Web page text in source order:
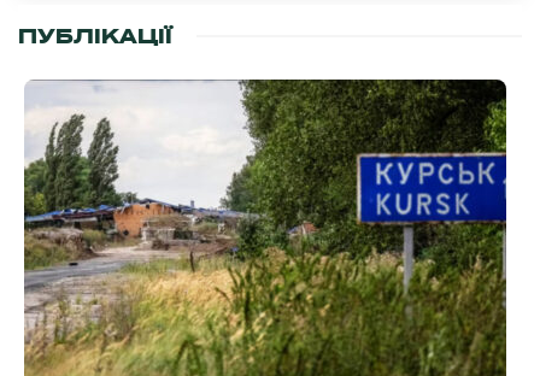
ПУБЛІКАЦІЇ